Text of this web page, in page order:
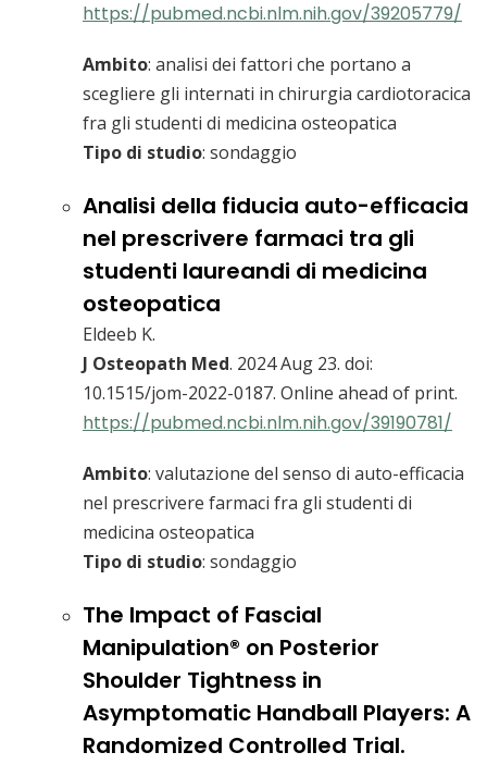
https://pubmed.ncbi.nlm.nih.gov/39205779/
Ambito: analisi dei fattori che portano a
scegliere gli internati in chirurgia cardiotoracica
fra gli studenti di medicina osteopatica
Tipo di studio: sondaggio
Analisi della fiducia auto-efficacia
nel prescrivere farmaci tra gli
studenti laureandi di medicina
osteopatica
Eldeeb K.
J Osteopath Med. 2024 Aug 23. doi:
10.1515/jom-2022-0187. Online ahead of print.
https://pubmed.ncbi.nlm.nih.gov/39190781/
Ambito: valutazione del senso di auto-efficacia
nel prescrivere farmaci fra gli studenti di
medicina osteopatica
Tipo di studio: sondaggio
The Impact of Fascial
Manipulation® on Posterior
Shoulder Tightness in
Asymptomatic Handball Players: A
Randomized Controlled Trial.